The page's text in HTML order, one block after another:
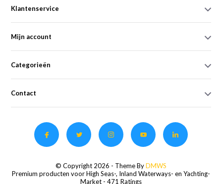
Klantenservice
Mijn account
Categorieën
Contact
© Copyright 2026 - Theme ByDMWS
Premium producten voor High Seas-, Inland Waterways- en Yachting-
Market - 471 Ratings